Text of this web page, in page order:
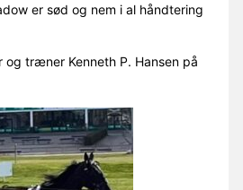
er sød og nem i al håndtering
og træner Kenneth P. Hansen på